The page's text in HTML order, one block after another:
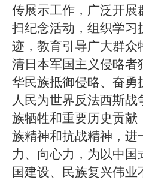
传展示工作，广泛开展
扫纪念活动，组织学习
迹，教育引导广大群众
清日本军国主义侵略者
华民族抵御侵略、奋勇
人民为世界反法西斯战
族牺牲和重要历史贡献
族精神和抗战精神，进
力、向心力，为以中国
国建设、民族复兴伟业